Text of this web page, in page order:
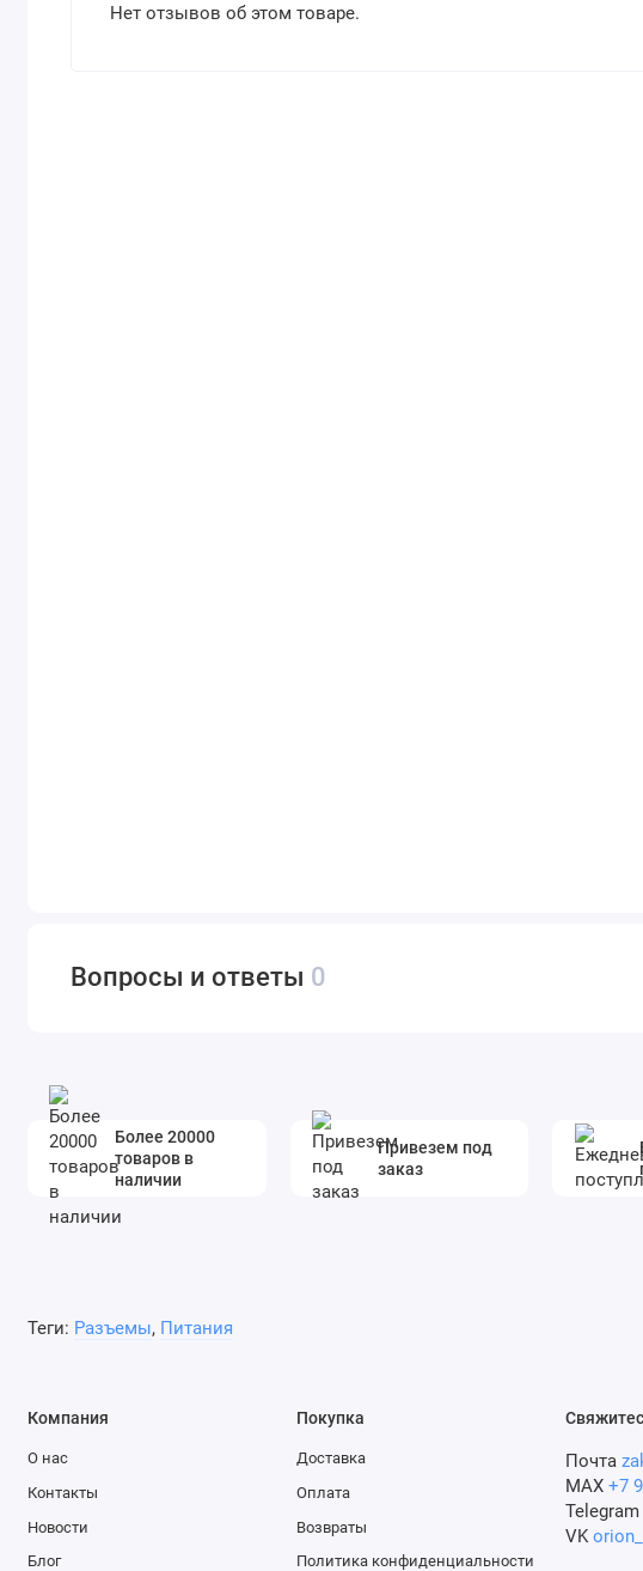
Нет отзывов об этом товаре.
Вопросы и ответы 0
Более 20000
товаров в
наличии
Привезем под
заказ
Теги: Разъемы, Питания
Компания
О нас
Контакты
Новости
Блог
Покупка
Доставка
Оплата
Возвраты
Политика конфиденциальности
Почта
MAX +7
Telegram
VK